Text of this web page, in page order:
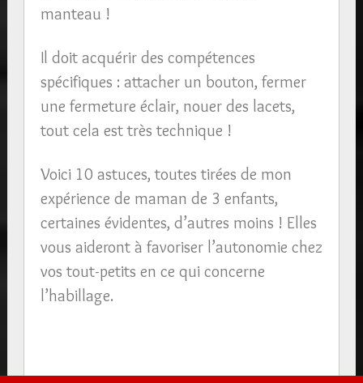
manteau !
Il doit acquérir des compétences
spécifiques : attacher un bouton, fermer
une fermeture éclair, nouer des lacets,
tout cela est très technique !
Voici 10 astuces, toutes tirées de mon
expérience de maman de 3 enfants,
certaines évidentes, d’autres moins ! Elles
vous aideront à favoriser l’autonomie chez
vos tout-petits en ce qui concerne
l’habillage.